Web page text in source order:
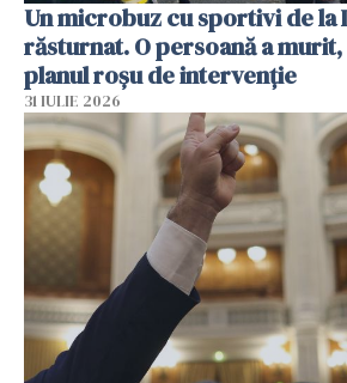
Un microbuz cu sportivi de la
răsturnat. O persoană a
planul roșu de intervenție
31 IULIE 2026